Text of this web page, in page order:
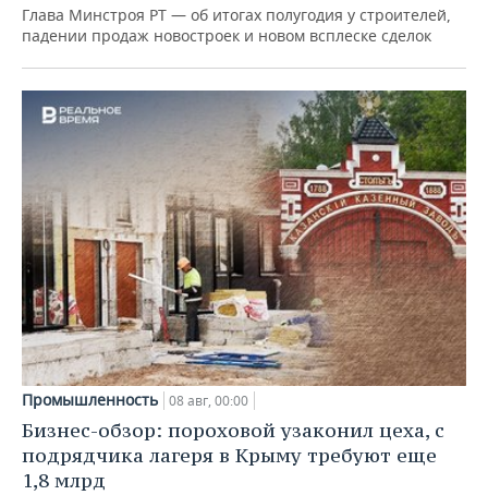
Глава Минстроя РТ — об итогах полугодия у строителей,
падении продаж новостроек и новом всплеске сделок
Промышленность 08 авг, 00:00
Бизнес-обзор: пороховой узаконил цеха, с
подрядчика лагеря в Крыму требуют еще
1,8 млрд